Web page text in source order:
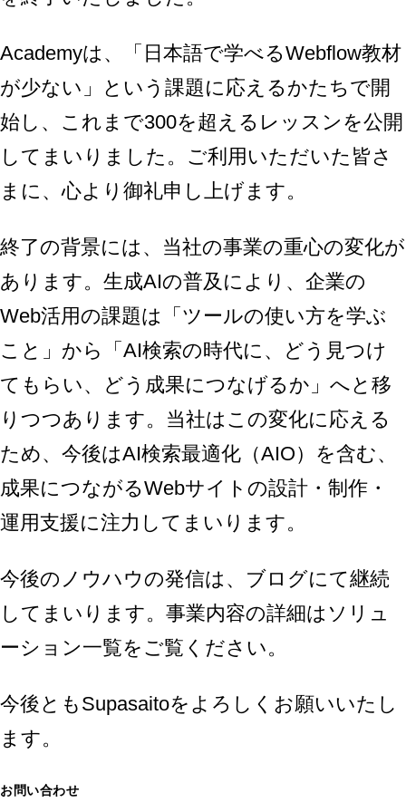
Academyは、「日本語で学べるWebflow教材
が少ない」という課題に応えるかたちで開
始し、これまで300を超えるレッスンを公開
してまいりました。ご利用いただいた皆さ
まに、心より御礼申し上げます。
終了の背景には、当社の事業の重心の変化が
あります。生成AIの普及により、企業の
Web活用の課題は「ツールの使い方を学ぶ
こと」から「AI検索の時代に、どう見つけ
てもらい、どう成果につなげるか」へと移
りつつあります。当社はこの変化に応える
ため、今後はAI検索最適化（AIO）を含む、
成果につながるWebサイトの設計・制作・
運用支援に注力してまいります。
今後のノウハウの発信は、 ブログにて継続
してまいります。事業内容の詳細は ソリュ
ーション一覧をご覧ください。
今後ともSupasaitoをよろしくお願いいたし
ます。
お問い合わせ